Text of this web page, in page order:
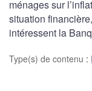
ménages sur
situation
intéressent la
Type(s) de contenu :